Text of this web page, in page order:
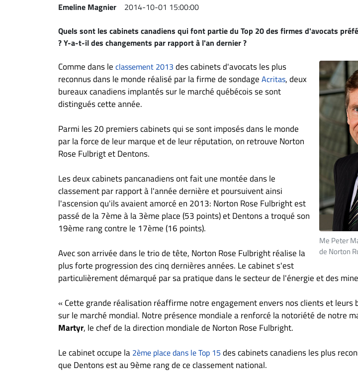
recrutements
confidentialité
Emeline Magnier 2014-10-01 15:00:00
Quels sont les cabinets canadiens qui font partie du Top 20 des firmes d'avocats
? Y-a-t-il des changements par rapport à l'an dernier ?
Me Peter
de Norton
Comme dans le classement 2013 des cabinets d'avocats les plus
reconnus dans le monde réalisé par la firme de sondage Acritas, deux
bureaux canadiens implantés sur le marché québécois se sont
distingués cette année.
Parmi les 20 premiers cabinets qui se sont imposés dans le monde
par la force de leur marque et de leur réputation, on retrouve Norton
Rose Fulbrigt et Dentons.
Les deux cabinets pancanadiens ont fait une montée dans le
classement par rapport à l'année dernière et poursuivent ainsi
l'ascension qu'ils avaient amorcé en 2013: Norton Rose Fulbright est
passé de la 7ème à la 3ème place (53 points) et Dentons a troqué son
19ème rang contre le 17ème (16 points).
Avec son arrivée dans le trio de tête, Norton Rose Fulbright réalise la
plus forte progression des cinq dernières années. Le cabinet s'est
particulièrement démarqué par sa pratique dans le secteur de l'énergie et des
« Cette grande réalisation réaffirme notre engagement envers nos clients et leurs
sur le marché mondial. Notre présence mondiale a renforcé la notoriété de notre
Martyr, le chef de la direction mondiale de Norton Rose Fulbright.
Le cabinet occupe la 2ème place dans le Top 15 des cabinets canadiens les plus
que Dentons est au 9ème rang de ce classement national.